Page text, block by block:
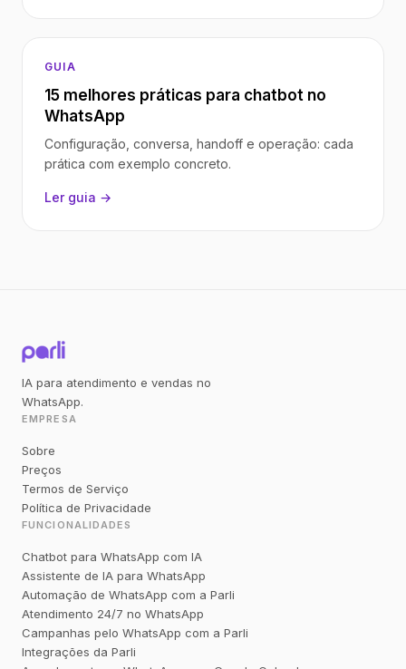
GUIA
15 melhores práticas para chatbot no
WhatsApp
Configuração, conversa, handoff e operação: cada
prática com exemplo concreto.
Ler guia →
IA para atendimento e vendas no
WhatsApp.
EMPRESA
Sobre
Preços
Termos de Serviço
Política de Privacidade
FUNCIONALIDADES
Chatbot para WhatsApp com IA
Assistente de IA para WhatsApp
Automação de WhatsApp com a Parli
Atendimento 24/7 no WhatsApp
Campanhas pelo WhatsApp com a Parli
Integrações da Parli